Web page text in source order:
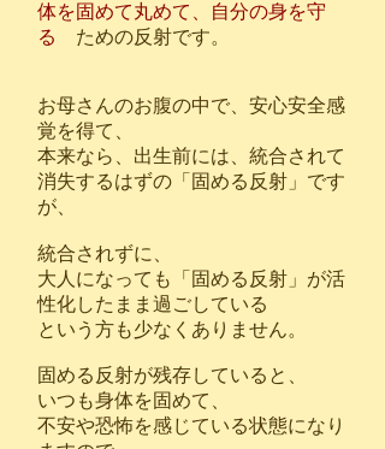
体を固めて丸めて、自分の身を守
る
ための反射です。
お母さんのお腹の中で、安心安全感
覚を得て、
本来なら、出生前には、統合されて
消失するはずの「固める反射」です
が、
統合されずに、
大人になっても「固める反射」が活
性化したまま過ごしている
という方も少なくありません。
​固める反射が残存していると、
いつも身体を固めて、
不安や恐怖を感じている状態になり